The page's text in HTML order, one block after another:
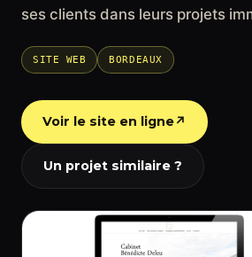
ses clients dans leurs projets
SITE WEB BORDEAUX
Voir le site en ligne↗
Un projet similaire ?